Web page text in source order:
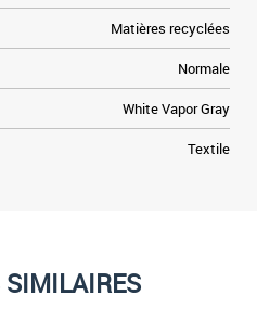
Matières recyclées
Normale
White Vapor Gray
Textile
SIMILAIRES